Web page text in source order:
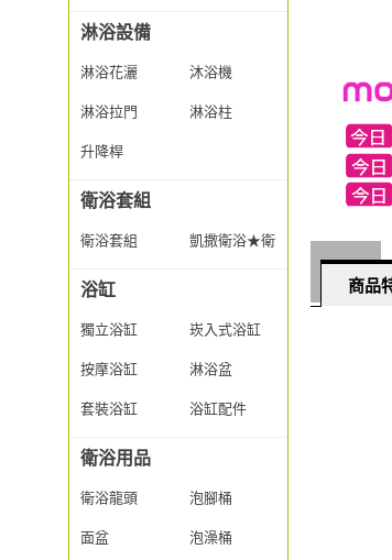
淋浴設備
淋浴花灑
沐浴機
淋浴拉門
淋浴柱
升降桿
衛浴套組
衛浴套組 凱撒衛浴★衛浴套組
浴缸
獨立浴缸
崁入式浴缸
按摩浴缸
淋浴盆
套裝浴缸
浴缸配件
衛浴用品
衛浴龍頭
泡腳桶
面盆
泡澡桶
商品